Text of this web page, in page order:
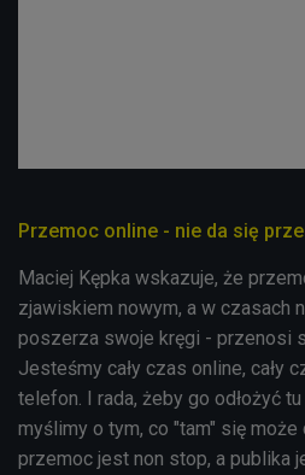
Przemoc online - nie da się
Maciej Kępka wskazuje, że
zjawiskiem nowym, a w czasach
poszerza swoje kręgi - przenosi
Jesteśmy cały czas online, cały
telefon. I rada, żeby go odłożyć
myślimy o tym, co "tam" się może
przemoc jest non stop, a publika